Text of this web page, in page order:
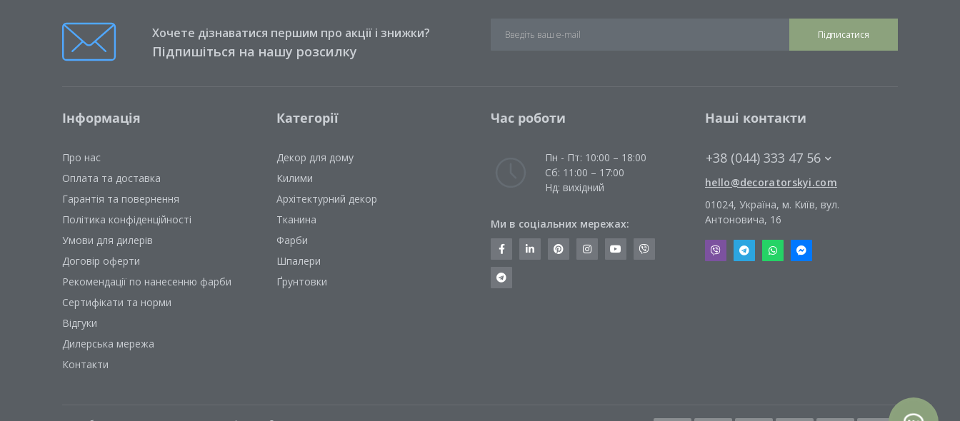
Хочете дізнаватися першим про акції і знижки?
Підпишіться на нашу розсилку
Підписатися
Інформація
Про нас
Оплата та доставка
Гарантія та повернення
Політика конфіденційності
Умови для дилерів
Договір оферти
Рекомендації по нанесенню фарби
Сертифікати та норми
Відгуки
Дилерська мережа
Контакти
Категорії
Декор для дому
Килими
Архітектурний декор
Тканина
Фарби
Шпалери
Ґрунтовки
Час роботи
Пн - Пт: 10:00 – 18:00
Сб: 11:00 – 17:00
Нд: вихідний
Ми в соціальних мережах:
Наші контакти
+38 (044) 333 47 56
hello@decoratorskyi.com
01024, Україна, м. Київ, вул.
Антоновича, 16